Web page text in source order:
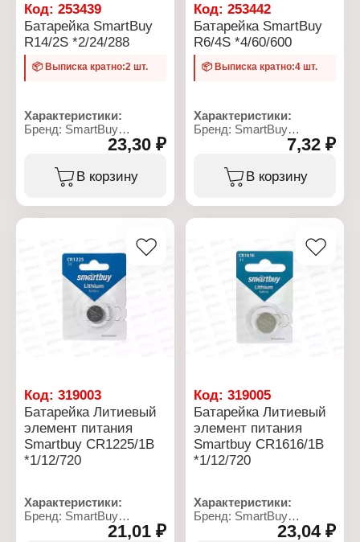
Код: 253439
Батарейка SmartBuy
R14/2S *2/24/288
📦 Выписка кратно:2 шт.
Характеристики:
Бренд: SmartBuy
Артикул: SBBZ-C02S
Серия: SUPER HEAVY
DUTY
Тип товара: Батарейка
Количество в упаковке: 2
Размер: 50x25х25 мм
Условия хранения: от -20
Взаимозаместимость: C,
3014, 1235, UM2, R14
23,30 ₽
В корзину
Код:253442
Батарейка SmartBuy
R6/4S *4/60/600
📦 Выписка кратно:4 шт.
Характеристики:
Бренд: SmartBuy
Артикул: SBBZ-2A04S
Серия: SUPER HEAVY
DUTY
Тип товара: Батарейка
Количество в упаковке: 4
Размер: 50x14х14 мм
Условия хранения: от -20
Взаимозаместимость:
SUM3, 1215, 3006
термоусадочная пленка
7,32 ₽
В корзину
Код: 319003
Батарейка Литиевый
элемент питания
Smartbuy CR1225/1B
*1/12/720
Характеристики:
Бренд: SmartBuy
Артикул: SBBL-1225-1B
21,01 ₽
Код:319005
Батарейка Литиевый
элемент питания
Smartbuy CR1616/1B
*1/12/720
Характеристики:
Бренд: SmartBuy
Артикул: SBBL-1616-1B
23,04 ₽